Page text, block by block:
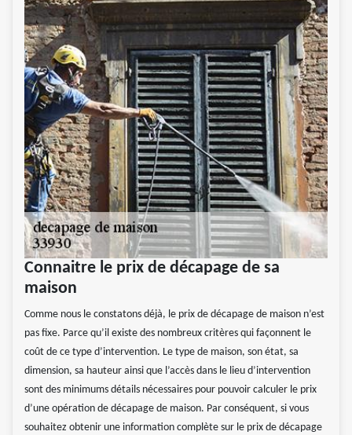
Connaitre le prix de décapage de sa
maison
Comme nous le constatons déjà, le prix de décapage de maison n’est
pas fixe. Parce qu’il existe des nombreux critères qui façonnent le
coût de ce type d’intervention. Le type de maison, son état, sa
dimension, sa hauteur ainsi que l’accès dans le lieu d’intervention
sont des minimums détails nécessaires pour pouvoir calculer le prix
d’une opération de décapage de maison. Par conséquent, si vous
souhaitez obtenir une information complète sur le prix de décapage